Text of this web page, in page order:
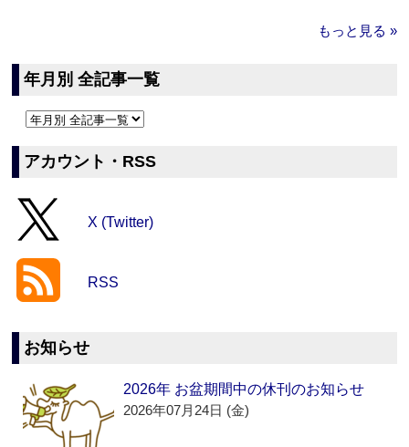
もっと見る »
年月別 全記事一覧
アカウント・RSS
X (Twitter)
RSS
お知らせ
2026年 お盆期間中の休刊のお知らせ
2026年07月24日 (金)